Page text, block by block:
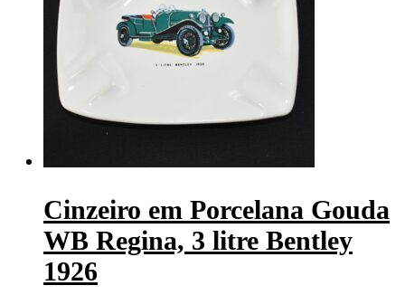
Cinzeiro em Porcelana Gouda
WB Regina, 3 litre Bentley
1926